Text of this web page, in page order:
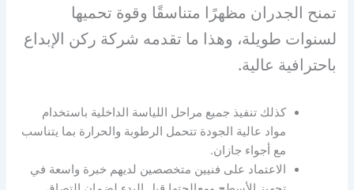
تمنح الجدران مظهرًا متناسقًا وقوة تحميها
لسنوات طويلة، وهذا ما تقدمه شركة ركن الإبداع
باحترافية عالية.
كذلك تنفيذ جميع مراحل اللياسة الداخلية باستخدام
مواد عالية الجودة تتحمل الرطوبة والحرارة بما يتناسب
مع أجواء جازان.
الاعتماد على فنيين متخصصين لديهم خبرة واسعة في